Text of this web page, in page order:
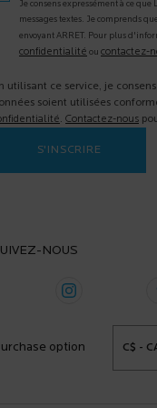
Je consens expressément à ce que
messages textes. Je comprends
envoyant ARRET. Pour plus
confidentialité ou contactez-
utilisant ce service, je
soient utilisées
. Contactez-nous
S'INSCRIRE
NOUS
option C$ -